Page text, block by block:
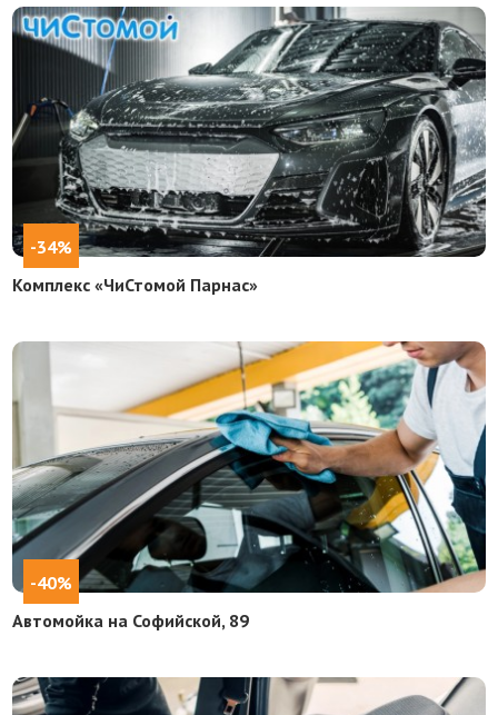
-34%
Комплекс «ЧиСтомой Парнас»
-40%
Автомойка на Софийской, 89